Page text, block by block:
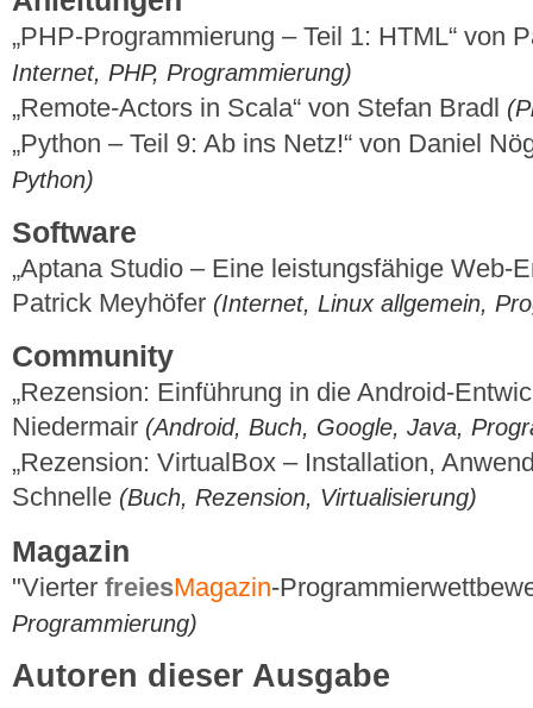
„PHP-Programmierung – Teil 1: HTML“ von
Internet, PHP, Programmierung)
„Remote-Actors in Scala“ von Stefan Bradl
„Python – Teil 9: Ab ins Netz!“ von Daniel
Python)
Software
„Aptana Studio – Eine leistungsfähige Web-
Patrick Meyhöfer (Internet, Linux allgemein,
Community
„Rezension: Einführung in die Android-
Niedermair (Android, Buch, Google, Java,
„Rezension: VirtualBox – Installation,
Schnelle (Buch, Rezension, Virtualisierung)
Magazin
"Vierter freiesMagazin-
Programmierung)
Autoren dieser Ausgabe